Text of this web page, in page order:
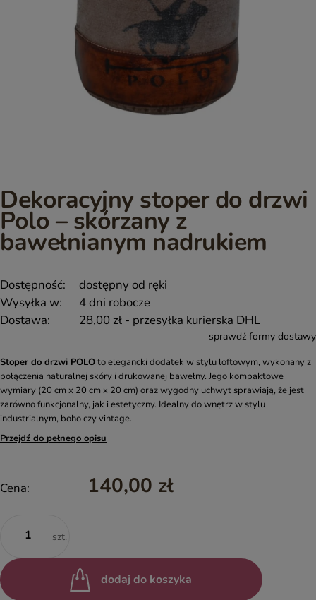
Dekoracyjny stoper do drzwi
Polo – skórzany z
bawełnianym nadrukiem
Dostępność:
dostępny od ręki
Wysyłka w:
4 dni robocze
Dostawa:
28,00 zł - przesyłka kurierska DHL
sprawdź formy dostawy
Stoper do drzwi POLOto elegancki dodatek w stylu loftowym, wykonany z
połączenia naturalnej skóry i drukowanej bawełny. Jego kompaktowe
wymiary (20 cm x 20 cm x 20 cm) oraz wygodny uchwyt sprawiają, że jest
zarówno funkcjonalny, jak i estetyczny. Idealny do wnętrz w stylu
industrialnym, boho czy vintage.
Przejdź do pełnego opisu
Cena: 140,00 zł
szt.
dodaj do koszyka